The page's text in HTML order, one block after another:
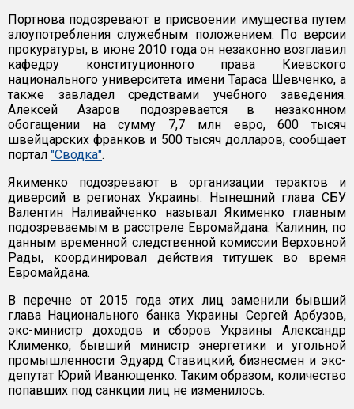
Портнова подозревают в присвоении имущества путем
злоупотребления служебным положением. По версии
прокуратуры, в июне 2010 года он незаконно возглавил
кафедру конституционного права Киевского
национального университета имени Тараса Шевченко, а
также завладел средствами учебного заведения.
Алексей Азаров подозревается в незаконном
обогащении на сумму 7,7 млн евро, 600 тысяч
швейцарских франков и 500 тысяч долларов, сообщает
портал "Сводка".
Якименко подозревают в организации терактов и
диверсий в регионах Украины. Нынешний глава СБУ
Валентин Наливайченко называл Якименко главным
подозреваемым в расстреле Евромайдана. Калинин, по
данным временной следственной комиссии Верховной
Рады, координировал действия титушек во время
Евромайдана.
В перечне от 2015 года этих лиц заменили бывший
глава Национального банка Украины Сергей Арбузов,
экс-министр доходов и сборов Украины Александр
Клименко, бывший министр энергетики и угольной
промышленности Эдуард Ставицкий, бизнесмен и экс-
депутат Юрий Иванющенко. Таким образом, количество
попавших под санкции лиц не изменилось.